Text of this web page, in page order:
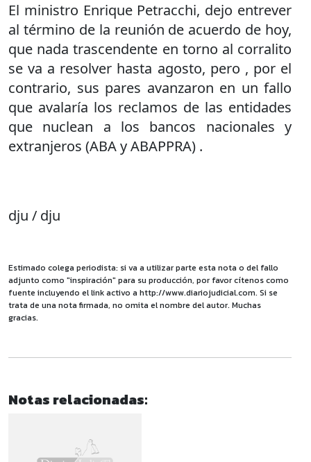
El ministro Enrique Petracchi, dejo entrever
al término de la reunión de acuerdo de hoy,
que nada trascendente en torno al corralito
se va a resolver hasta agosto, pero , por el
contrario, sus pares avanzaron en un fallo
que avalaría los reclamos de las entidades
que nuclean a los bancos nacionales y
extranjeros (ABA y ABAPPRA) .
dju / dju
Estimado colega periodista: si va a utilizar parte esta nota o del fallo
adjunto como "inspiración" para su producción, por favor cítenos como
fuente incluyendo el link activo a http://www.diariojudicial.com. Si se
trata de una nota firmada, no omita el nombre del autor. Muchas
gracias.
Notas relacionadas: